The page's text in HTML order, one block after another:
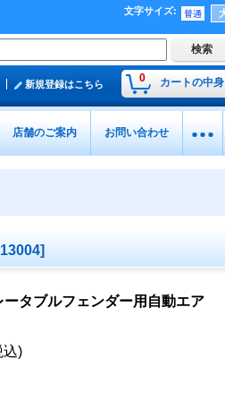
文字サイズ:
0 カートの中身
新規登録はこちら
店舗のご案内 お問い合わせ
]
タブルフェンダー用自動エア
込)